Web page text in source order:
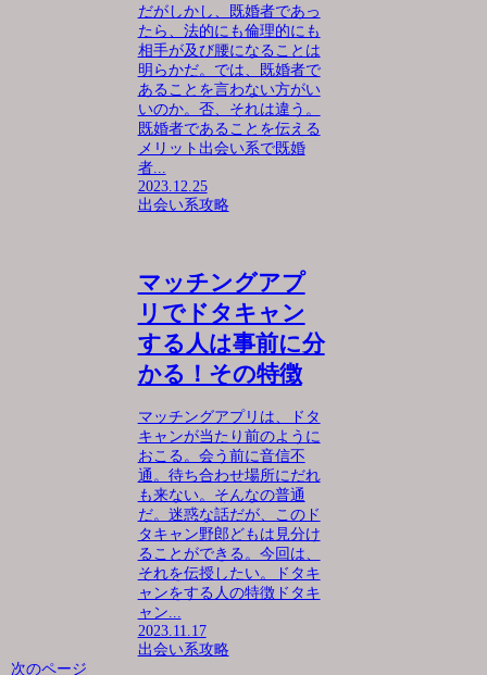
だがしかし、既婚者であっ
たら、法的にも倫理的にも
相手が及び腰になることは
明らかだ。では、既婚者で
あることを言わない方がい
いのか。否、それは違う。
既婚者であることを伝える
メリット出会い系で既婚
者...
2023.12.25
出会い系攻略
マッチングアプ
リでドタキャン
する人は事前に分
かる！その特徴
マッチングアプリは、ドタ
キャンが当たり前のように
おこる。会う前に音信不
通。待ち合わせ場所にだれ
も来ない。そんなの普通
だ。迷惑な話だが、このド
タキャン野郎どもは見分け
ることができる。今回は、
それを伝授したい。ドタキ
ャンをする人の特徴ドタキ
ャン...
2023.11.17
出会い系攻略
次のページ